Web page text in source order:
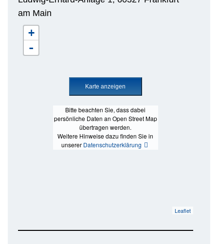
am Main
Bitte beachten Sie, dass dabei
persönliche Daten an Open Street Map
übertragen werden.
Weitere Hinweise dazu finden Sie in
unserer Datenschutzerklärung
+
-
Leaflet